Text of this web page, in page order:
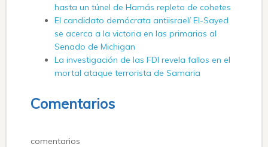
hasta un túnel de Hamás repleto de cohetes
El candidato demócrata antiisraelí El-Sayed
se acerca a la victoria en las primarias al
Senado de Michigan
La investigación de las FDI revela fallos en el
mortal ataque terrorista de Samaria
Comentarios
comentarios